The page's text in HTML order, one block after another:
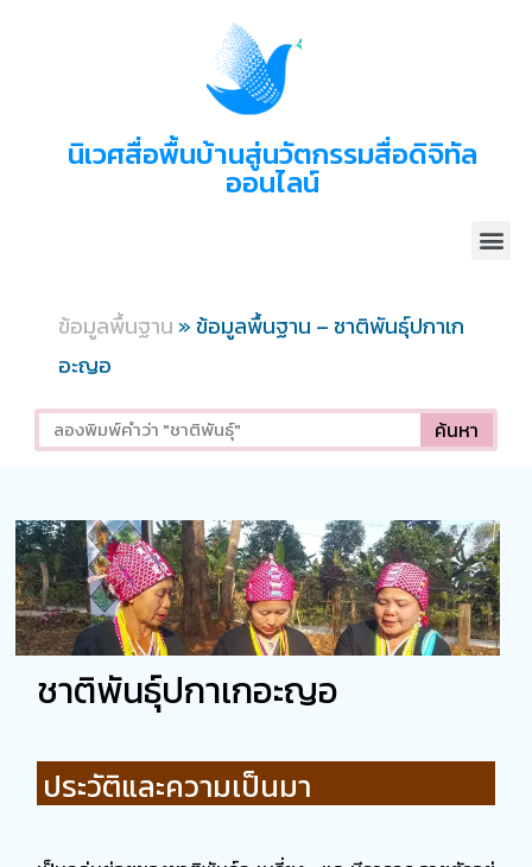
นิเวศสื่อพื้นบ้านสู่นวัตกรรมสื่อดิจิทัล
ออนไลน์
ข้อมูลพื้นฐาน»ข้อมูลพื้นฐาน – ชาติพันธุ์ปกาเก
อะญอ
ค้นหา
ชาติพันธุ์ปกาเกอะญอ
ประวัติและความเป็นมา